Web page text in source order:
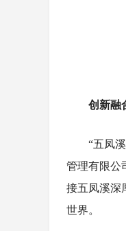
创新融
“五凤
管理有限公
接五凤溪深
世界。